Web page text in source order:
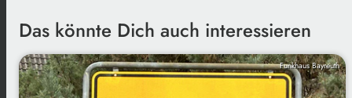
Das könnte Dich auch interessieren
Funkhaus Bayreuth